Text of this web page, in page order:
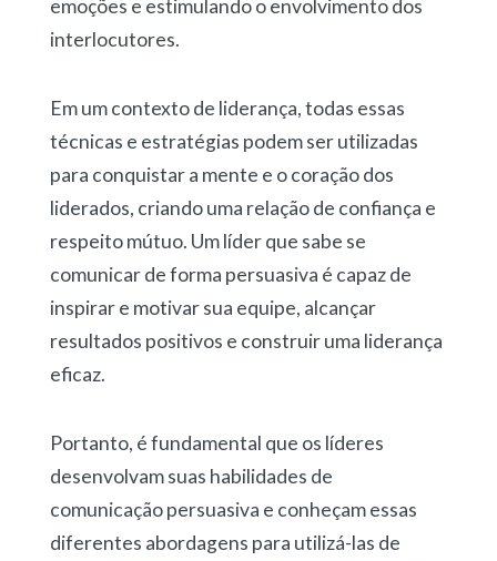
emoções e estimulando o envolvimento dos
interlocutores.
Em um contexto de liderança, todas essas
técnicas e estratégias podem ser utilizadas
para conquistar a mente e o coração dos
liderados, criando uma relação de confiança e
respeito mútuo. Um líder que sabe se
comunicar de forma persuasiva é capaz de
inspirar e motivar sua equipe, alcançar
resultados positivos e construir uma liderança
eficaz.
Portanto, é fundamental que os líderes
desenvolvam suas habilidades de
comunicação persuasiva e conheçam essas
diferentes abordagens para utilizá-las de